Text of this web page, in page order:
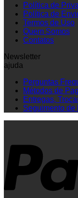
Política de
Política de
Termos de Uso
Quem Somos
Contatos
Newsletter
ajuda
Perguntas
Métodos de
Entregas,
Seguimento de